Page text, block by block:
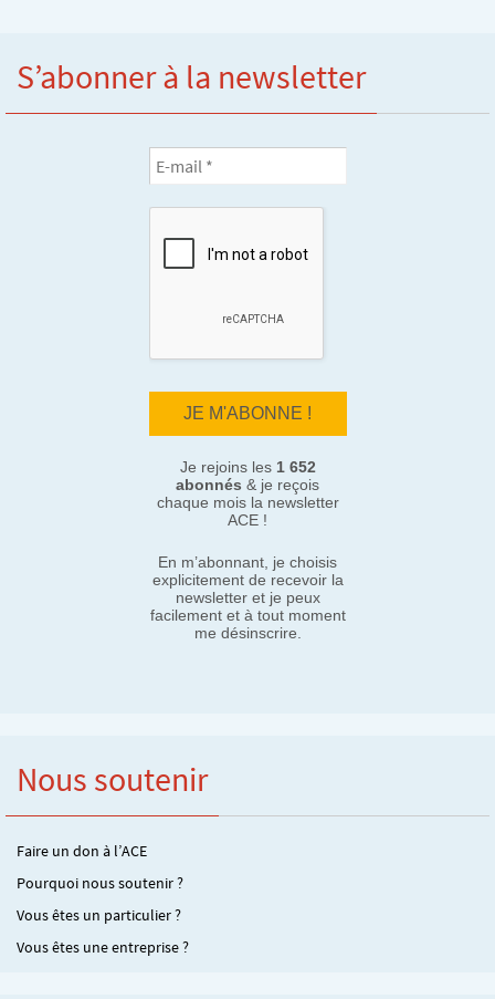
S’abonner à la newsletter
Je rejoins les 1 652
abonnés & je reçois
chaque mois la newsletter
ACE !
En m’abonnant, je choisis
explicitement de recevoir la
newsletter et je peux
facilement et à tout moment
me désinscrire.
Nous soutenir
Faire un don à l’ACE
Pourquoi nous soutenir ?
Vous êtes un particulier ?
Vous êtes une entreprise ?